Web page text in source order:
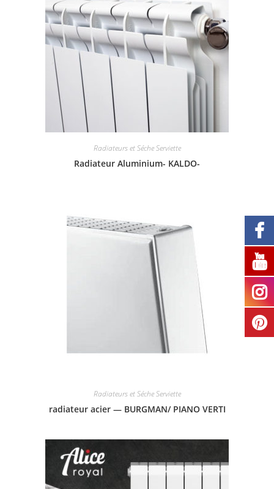
Radiateurs et Séche Serviette
Radiateur Aluminium- KALDO-
Radiateurs et Séche Serviette
radiateur acier — BURGMAN/ PIANO VERTI